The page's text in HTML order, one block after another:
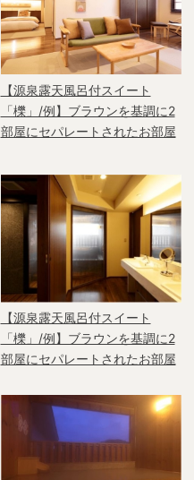
【源泉露天風呂付スイート
「櫟」/例】ブラウンを基調に2
部屋にセパレートされたお部屋
【源泉露天風呂付スイート
「櫟」/例】ブラウンを基調に2
部屋にセパレートされたお部屋